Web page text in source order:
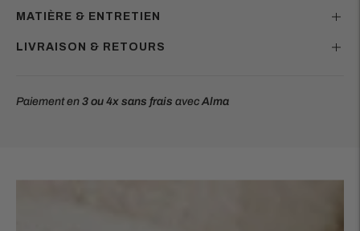
MATIÈRE & ENTRETIEN
LIVRAISON & RETOURS
Paiement en 3 ou 4x sans frais avec Alma
à